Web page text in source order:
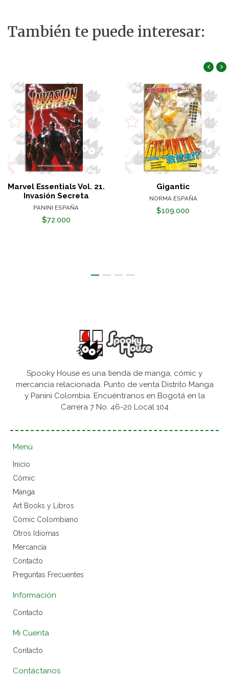
También te puede interesar:
Marvel Essentials Vol. 21.
Invasión Secreta
PANINI ESPAÑA
$72.000
Gigantic
NORMA ESPAÑA
$109.000
‹ ›
Spooky House es una tienda de manga, cómic y
mercancía relacionada. Punto de venta Distrito Manga
y Panini Colombia. Encuéntranos en Bogotá en la
Carrera 7 No. 46-20 Local 104
Menú
Inicio
Cómic
Manga
Art Books y Libros
Cómic Colombiano
Otros Idiomas
Mercancía
Contacto
Preguntas Frecuentes
Información
Contacto
Mi Cuenta
Contacto
Contáctanos